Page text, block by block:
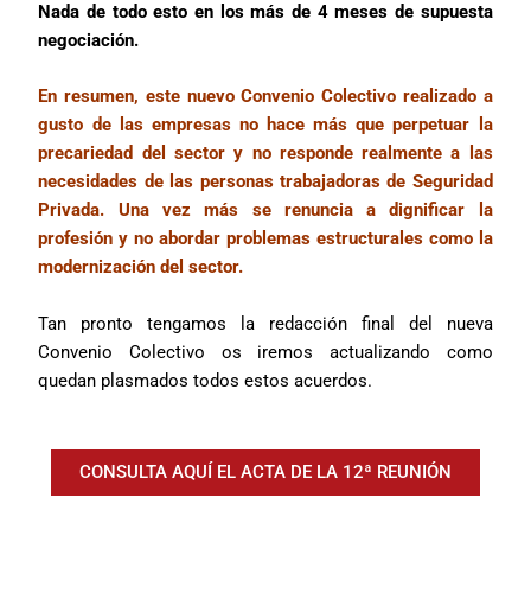
Nada de todo esto en los más de 4 meses de supuesta
negociación.
En resumen, este nuevo Convenio Colectivo realizado a
gusto de las empresas no hace más que perpetuar la
precariedad del sector y no responde realmente a las
necesidades de las personas trabajadoras de Seguridad
Privada. Una vez más se renuncia a dignificar la
profesión y no abordar problemas estructurales como la
modernización del sector.
Tan pronto tengamos la redacción final del nueva
Convenio Colectivo os iremos actualizando como
quedan plasmados todos estos acuerdos.
CONSULTA AQUÍ EL ACTA DE LA 12ª REUNIÓN